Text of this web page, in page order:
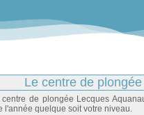
Le centre de plongée
de plongée Lecques
l'année quelque soit votre niveau.